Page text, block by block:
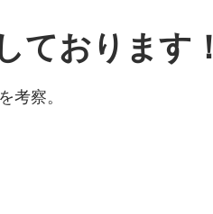
ております！
考察。